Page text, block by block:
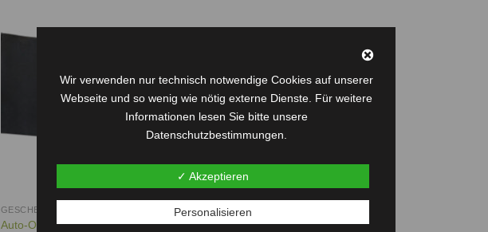
GESCHENKIDEEN
Auto-Ordnungsgurt für Beifahrersitz
Wir verwenden nur technisch notwendige Cookies auf unserer
Webseite und so wenig wie nötig externe Dienste. Für weitere
Informationen lesen Sie bitte unsere
Datenschutzbestimmungen.
✓ Akzeptieren
Personalisieren